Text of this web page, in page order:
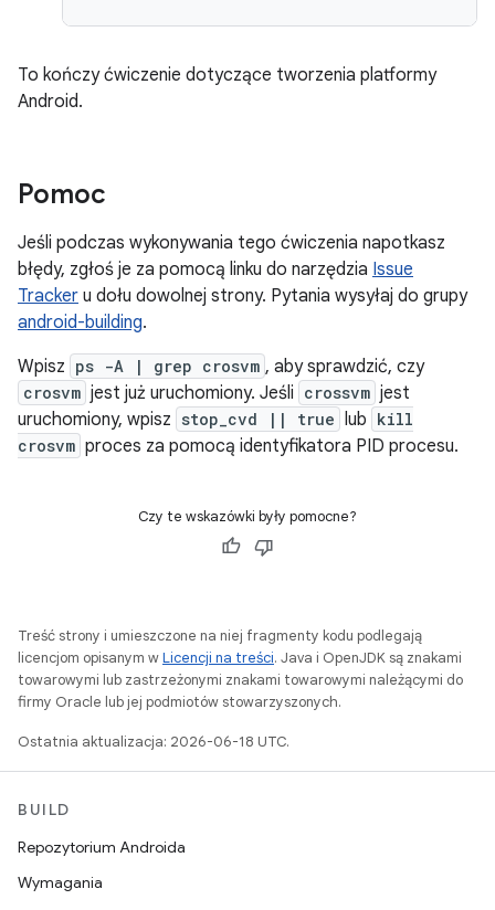
To kończy ćwiczenie dotyczące tworzenia platformy
Android.
Pomoc
Jeśli podczas wykonywania tego ćwiczenia napotkasz
błędy, zgłoś je za pomocą linku do narzędzia Issue
Tracker u dołu dowolnej strony. Pytania wysyłaj do grupy
android-building.
Wpisz ps -A | grep crosvm , aby sprawdzić, czy
crosvm jest już uruchomiony. Jeśli crossvm jest
uruchomiony, wpisz stop_cvd || true lub kill
crosvm proces za pomocą identyfikatora PID procesu.
Czy te wskazówki były pomocne?
Treść strony i umieszczone na niej fragmenty kodu podlegają
licencjom opisanym wLicencji na treści. Java i OpenJDK są znakami
towarowymi lub zastrzeżonymi znakami towarowymi należącymi do
firmy Oracle lub jej podmiotów stowarzyszonych.
Ostatnia aktualizacja: 2026-06-18 UTC.
BUILD
Repozytorium Androida
Wymagania